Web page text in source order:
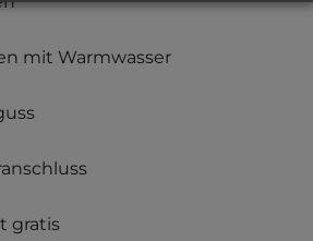
mit Warmwasser
gratis